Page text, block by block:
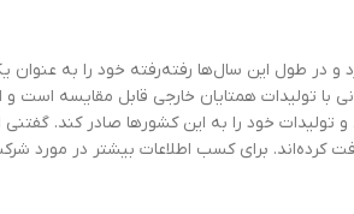
1383 با تولید سیم و کابل آغاز کرد و در طول این سال‌ها رفته‌رفته خود
با تولیدات همتایان خارجی قابل ‌مقایسه است
و تولیدات خود را به این کشورها صادر کند.
کرده‌اند. برای کسب اطلاعات بیشتر در مورد